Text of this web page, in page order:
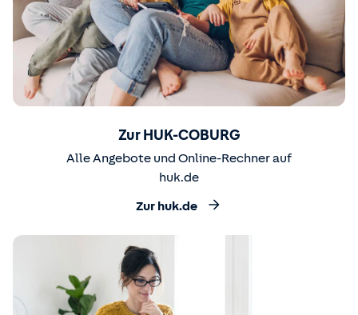
Zur HUK-COBURG
Alle Angebote und Online-Rechner auf
huk.de
Zur huk.de